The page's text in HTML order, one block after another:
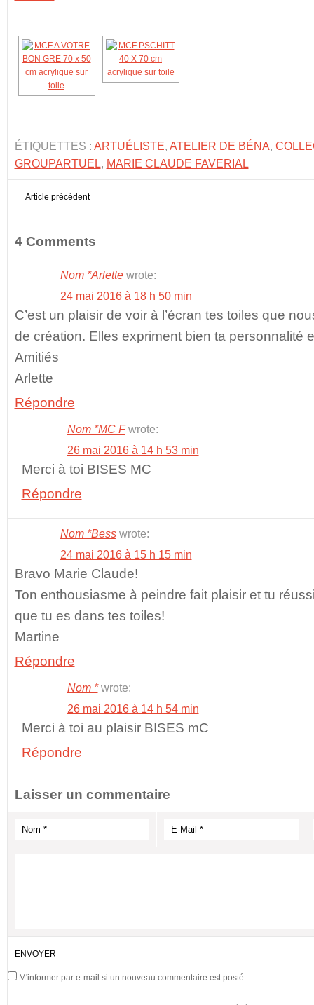
ÉTIQUETTES : ARTUÉLISTE, ATELIER DE BÉNA,
GROUPARTUEL, MARIE CLAUDE FAVERIAL
Article précédent
4 Comments
Nom *Arlette wrote:
24 mai 2016 à 18 h 50 min
C’est un plaisir de voir à l’écran tes toiles que
de création. Elles expriment bien ta personnalité
Amitiés
Arlette
Répondre
Nom *MC F wrote:
26 mai 2016 à 14 h 53 min
Merci à toi BISES MC
Répondre
Nom *Bess wrote:
24 mai 2016 à 15 h 15 min
Bravo Marie Claude!
Ton enthousiasme à peindre fait plaisir et tu
que tu es dans tes toiles!
Martine
Répondre
Nom * wrote:
26 mai 2016 à 14 h 54 min
Merci à toi au plaisir BISES mC
Répondre
Laisser un commentaire
M'informer par e-mail si un nouveau commentaire est posté.